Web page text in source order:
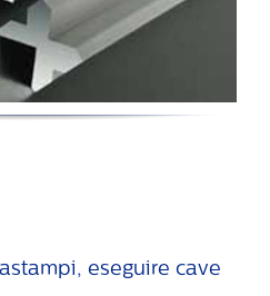
eseguire cave